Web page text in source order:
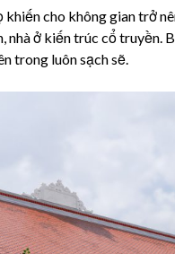
cho không gian trở
nhà ở kiến trúc cổ truyền.
trong luôn sạch sẽ.